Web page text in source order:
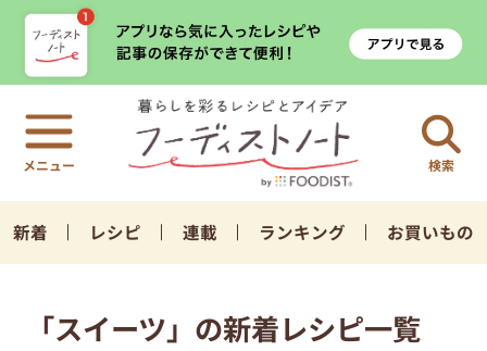
検索
新着 レシピ 連載 ランキング お買いもの
「スイーツ」の新着レシピ一覧